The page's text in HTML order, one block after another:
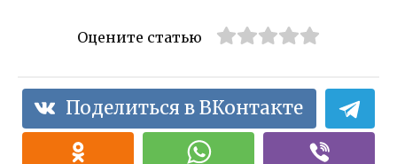
Оцените статью
Поделиться в ВКонтакте